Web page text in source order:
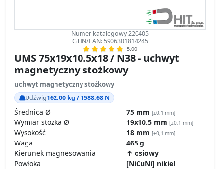
Numer katalogowy 220405
GTIN/EAN: 5906301814245
5.00
UMS 75x19x10.5x18 / N38 - uchwyt
magnetyczny stożkowy
uchwyt magnetyczny stożkowy
Udźwig162.00 kg / 1588.68 N
Średnica Ø 75 mm [±0,1 mm]
Wymiar stożka Ø 19x10.5 mm [±0,1 mm]
Wysokość 18 mm [±0,1 mm]
Waga
465 g
Kierunek magnesowania
↑ osiowy
Powłoka
[NiCuNi] nikiel